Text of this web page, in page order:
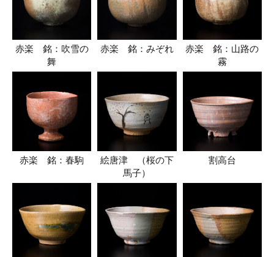
赤楽 銘：吹雪の
舞
赤楽 銘：みぞれ
赤楽 銘：山路の
霧
赤楽 銘：春駒
絵唐津 （桜の下
馬子）
割高台